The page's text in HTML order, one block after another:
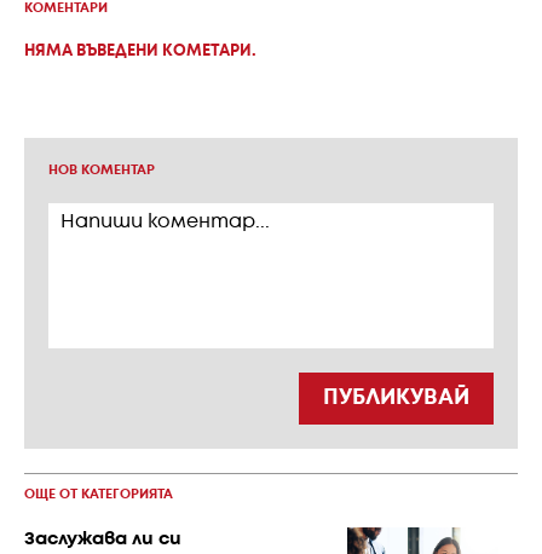
КОМЕНТАРИ
НЯМА ВЪВЕДЕНИ КОМЕТАРИ.
НОВ КОМЕНТАР
ПУБЛИКУВАЙ
ОЩЕ ОТ КАТЕГОРИЯТА
Заслужава ли си